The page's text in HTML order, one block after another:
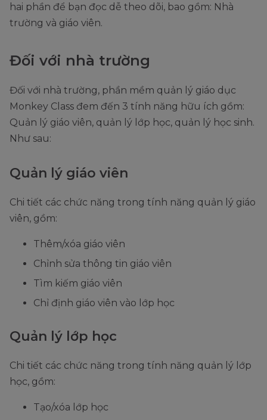
hai phần để bạn đọc dễ theo dõi, bao gồm: Nhà
trường và giáo viên.
Đối với nhà trường
Đối với nhà trường, phần mềm quản lý giáo dục
Monkey Class đem đến 3 tính năng hữu ích gồm:
Quản lý giáo viên, quản lý lớp học, quản lý học sinh.
Như sau:
Quản lý giáo viên
Chi tiết các chức năng trong tính năng quản lý giáo
viên, gồm:
Thêm/xóa giáo viên
Chỉnh sửa thông tin giáo viên
Tìm kiếm giáo viên
Chỉ định giáo viên vào lớp học
Quản lý lớp học
Chi tiết các chức năng trong tính năng quản lý lớp
học, gồm:
Tạo/xóa lớp học